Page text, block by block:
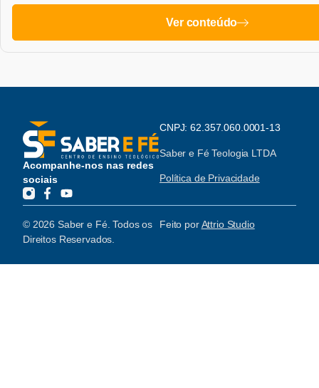
Ver conteúdo
Acompanhe-nos nas redes
sociais
CNPJ: 62.357.060.0001-13
Saber e Fé Teologia LTDA
Política de Privacidade
© 2026 Saber e Fé. Todos os
Direitos Reservados.
Feito porAttrio Studio